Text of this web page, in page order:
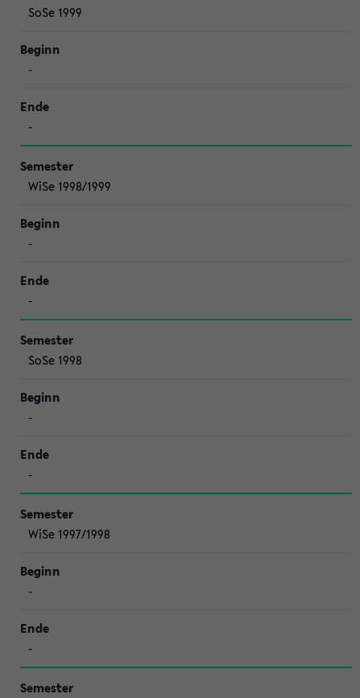
SoSe 1999
-
-
WiSe 1998/1999
-
-
SoSe 1998
-
-
WiSe 1997/1998
-
-